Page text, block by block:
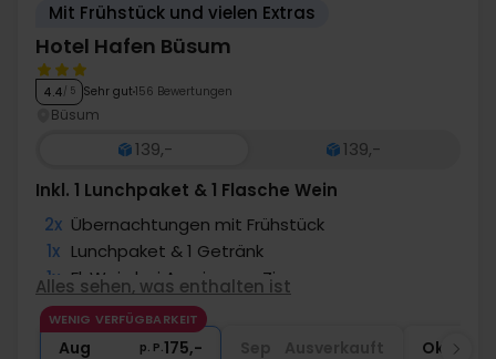
Mit Frühstück und vielen Extras
Hotel Hafen Büsum
4.4/ 5 Sehr gut 156 Bewertungen
Büsum
139,-
139,-
Inkl. 1 Lunchpaket & 1 Flasche Wein
2x Übernachtungen mit Frühstück
1x Lunchpaket & 1 Getränk
1x Fl. Wein bei Anreise pro Zimmer
1x 1 Fl. Wasser bei Anreise pro Zimmer
2x Gratis Nutzung des Spa
Alles sehen, was enthalten ist
WENIG VERFÜGBARKEIT
Aug p. P.175,- Okt